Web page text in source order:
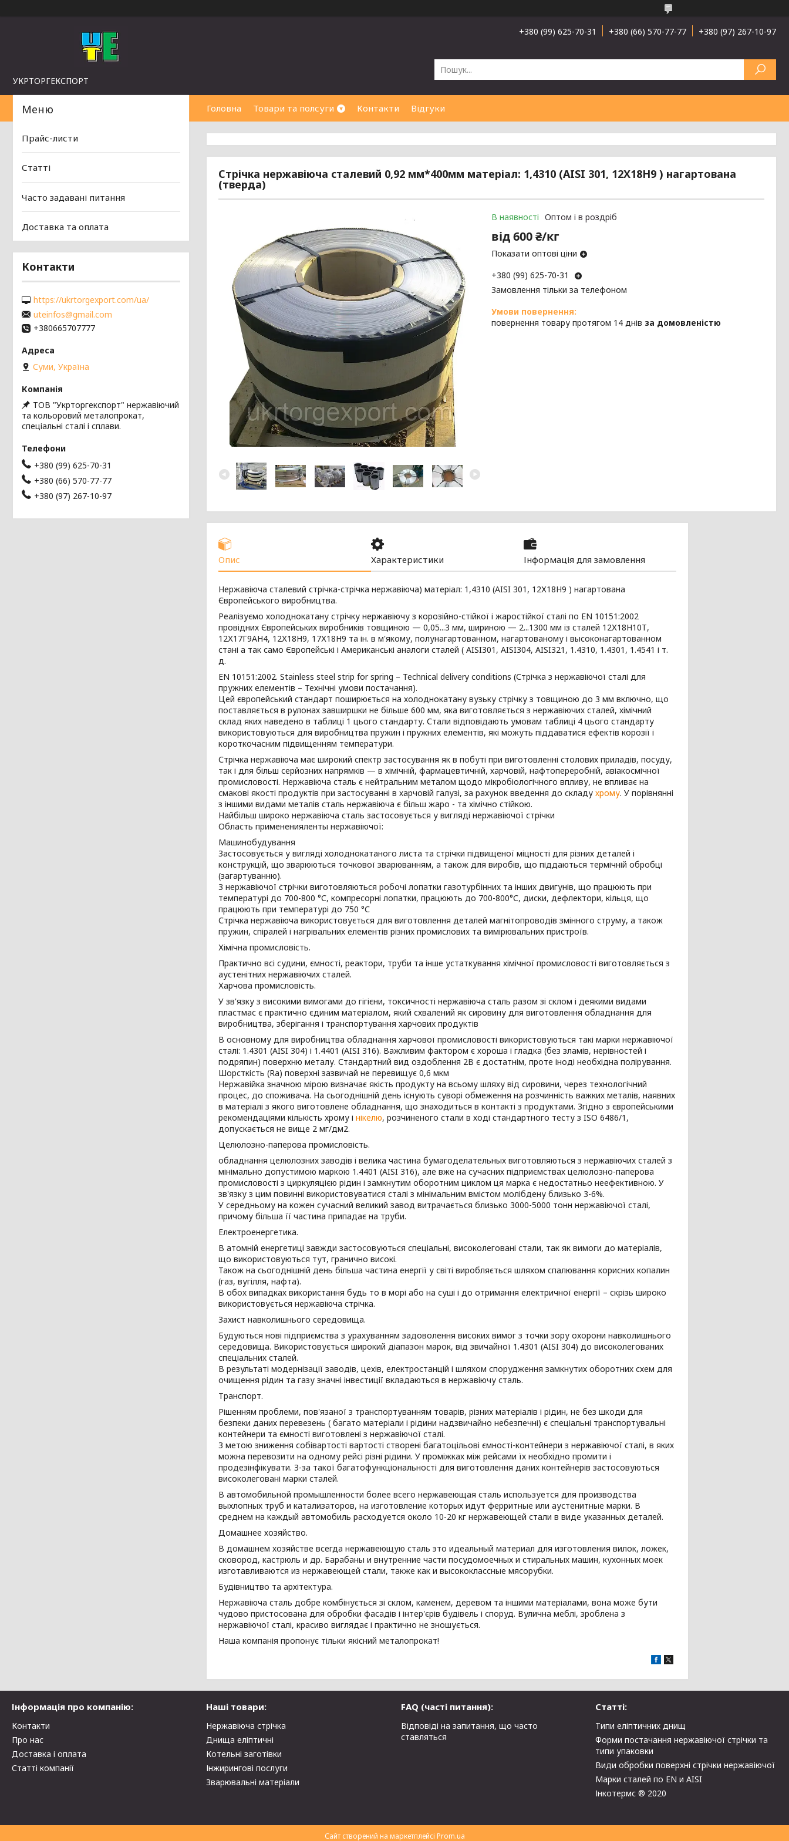
УКРТОРГЕКСПОРТ
+380 (99) 625-70-31 +380 (66) 570-77-77 +380 (97) 267-10-97
Головна Товари та полсуги Контакти Відгуки
Стрічка нержавіюча сталевий 0,92 мм*400мм матеріал: 1,4310 (AISI 301, 12Х18Н9 ) нагартована
(тверда)
В наявності Оптом і в роздріб
від600 ₴/кг
Показати оптові ціни
+380 (99) 625-70-31
Замовлення тільки за телефоном
повернення товару протягом 14 днів за домовленістю
Опис Характеристики Інформація для замовлення
Нержавіюча сталевий стрічка-стрічка нержавіюча) матеріал: 1,4310 (AISI 301, 12Х18Н9 ) нагартована
Європейського виробництва.
Реалізуємо холоднокатану стрічку нержавіючу з корозійно-стійкої і жаростійкої сталі по EN 10151:2002
провідних Європейських виробників товщиною — 0,05...3 мм, шириною — 2...1300 мм із сталей 12Х18Н10Т,
12Х17Г9АН4, 12Х18Н9, 17Х18Н9 та ін. в м'якому, полунагартованном, нагартованому і высоконагартованном
стані а так само Європейські і Американські аналоги сталей ( AISI301, AISI304, AISI321, 1.4310, 1.4301, 1.4541 і т.
д.
EN 10151:2002. Stainless steel strip for spring – Technical delivery conditions (Стрічка з нержавіючої сталі для
пружних елементів – Технічні умови постачання).
Цей європейський стандарт поширюється на холоднокатану вузьку стрічку з товщиною до 3 мм включно, що
поставляється в рулонах завширшки не більше 600 мм, яка виготовляється з нержавіючих сталей, хімічний
склад яких наведено в таблиці 1 цього стандарту. Стали відповідають умовам таблиці 4 цього стандарту
використовуються для виробництва пружин і пружних елементів, які можуть піддаватися ефектів корозії і
короткочасним підвищенням температури.
Стрічка нержавіюча має широкий спектр застосування як в побуті при виготовленні столових приладів, посуду,
так і для більш серйозних напрямків — в хімічній, фармацевтичній, харчовій, нафтопереробній, авіакосмічної
промисловості. Нержавіюча сталь є нейтральним металом щодо мікробіологічного впливу, не впливає на
смакові якості продуктів при застосуванні в харчовій галузі, за рахунок введення до складу хрому. У порівнянні
з іншими видами металів сталь нержавіюча є більш жаро - та хімічно стійкою.
Найбільш широко нержавіюча сталь застосовується у вигляді нержавіючої стрічки
Область примененияленты нержавіючої:
Машинобудування
Застосовується у вигляді холоднокатаного листа та стрічки підвищеної міцності для різних деталей і
конструкцій, що зварюються точкової зварюванням, а також для виробів, що піддаються термічній обробці
(загартуванню).
З нержавіючої стрічки виготовляються робочі лопатки газотурбінних та інших двигунів, що працюють при
температурі до 700-800 °С, компресорні лопатки, працюють до 700-800°С, диски, дефлектори, кільця, що
працюють при температурі до 750 °С
Стрічка нержавіюча використовується для виготовлення деталей магнітопроводів змінного струму, а також
пружин, спіралей і нагрівальних елементів різних промислових та вимірювальних пристроїв.
Хімічна промисловість.
Практично всі судини, ємності, реактори, труби та інше устаткування хімічної промисловості виготовляється з
аустенітних нержавіючих сталей.
Харчова промисловість.
У зв'язку з високими вимогами до гігієни, токсичності нержавіюча сталь разом зі склом і деякими видами
пластмас є практично єдиним матеріалом, який схвалений як сировину для виготовлення обладнання для
виробництва, зберігання і транспортування харчових продуктів
В основному для виробництва обладнання харчової промисловості використовуються такі марки нержавіючої
сталі: 1.4301 (AISI 304) і 1.4401 (AISI 316). Важливим фактором є хороша і гладка (без зламів, нерівностей і
подряпин) поверхню металу. Стандартний вид оздоблення 2B є достатнім, проте іноді необхідна полірування.
Шорсткість (Ra) поверхні зазвичай не перевищує 0,6 мкм
Нержавійка значною мірою визначає якість продукту на всьому шляху від сировини, через технологічний
процес, до споживача. На сьогоднішній день існують суворі обмеження на розчинність важких металів, наявних
в матеріалі з якого виготовлене обладнання, що знаходиться в контакті з продуктами. Згідно з європейськими
рекомендаціями кількість хрому і нікелю, розчиненого стали в ході стандартного тесту з ISO 6486/1,
допускається не вище 2 мг/дм2.
Целюлозно-паперова промисловість.
обладнання целюлозних заводів і велика частина бумагоделательных виготовляються з нержавіючих сталей з
мінімально допустимою маркою 1.4401 (AISI 316), але вже на сучасних підприємствах целюлозно-паперова
промисловості з циркуляцією рідин і замкнутим оборотним циклом ця марка є недостатньо неефективною. У
зв'язку з цим повинні використовуватися сталі з мінімальним вмістом молібдену близько 3-6%.
У середньому на кожен сучасний великий завод витрачається близько 3000-5000 тонн нержавіючої сталі,
причому більша її частина припадає на труби.
Електроенергетика.
В атомній енергетиці завжди застосовуються спеціальні, високолеговані стали, так як вимоги до матеріалів,
що використовуються тут, гранично високі.
Також на сьогоднішній день більша частина енергії у світі виробляється шляхом спалювання корисних копалин
(газ, вугілля, нафта).
В обох випадках використання будь то в морі або на суші і до отримання електричної енергії – скрізь широко
використовується нержавіюча стрічка.
Захист навколишнього середовища.
Будуються нові підприємства з урахуванням задоволення високих вимог з точки зору охорони навколишнього
середовища. Використовується широкий діапазон марок, від звичайної 1.4301 (AISI 304) до високолегованих
спеціальних сталей.
В результаті модернізації заводів, цехів, електростанцій і шляхом спорудження замкнутих оборотних схем для
очищення рідин та газу значні інвестиції вкладаються в нержавіючу сталь.
Транспорт.
Рішенням проблеми, пов'язаної з транспортуванням товарів, різних матеріалів і рідин, не без шкоди для
безпеки даних перевезень ( багато матеріали і рідини надзвичайно небезпечні) є спеціальні транспортувальні
контейнери та ємності виготовлені з нержавіючої сталі.
З метою зниження собівартості вартості створені багатоцільові ємності-контейнери з нержавіючої сталі, в яких
можна перевозити на одному рейсі різні рідини. У проміжках між рейсами їх необхідно промити і
продезінфікувати. З-за такої багатофункціональності для виготовлення даних контейнерів застосовуються
високолеговані марки сталей.
В автомобильной промышленности более всего нержавеющая сталь используется для производства
выхлопных труб и катализаторов, на изготовление которых идут ферритные или аустенитные марки. В
среднем на каждый автомобиль расходуется около 10-20 кг нержавеющей стали в виде указанных деталей.
Домашнее хозяйство.
В домашнем хозяйстве всегда нержавеющую сталь это идеальный материал для изготовления вилок, ложек,
сковород, кастрюль и др. Барабаны и внутренние части посудомоечных и стиральных машин, кухонных моек
изготавливаются из нержавеющей стали, также как и высококлассные мясорубки.
Будівництво та архітектура.
Нержавіюча сталь добре комбінується зі склом, каменем, деревом та іншими матеріалами, вона може бути
чудово пристосована для обробки фасадів і інтер'єрів будівель і споруд. Вулична меблі, зроблена з
нержавіючої сталі, красиво виглядає і практично не зношується.
Наша компанія пропонує тільки якісний металопрокат!
Прайс-листи
Статті
Часто задавані питання
Доставка та оплата
Контакти
https://ukrtorgexport.com/ua/
uteinfos@gmail.com
+380665707777
Суми, Україна
ТОВ "Укрторгекспорт" нержавіючий
та кольоровий металопрокат,
спеціальні сталі і сплави.
+380 (99) 625-70-31
+380 (66) 570-77-77
+380 (97) 267-10-97
Інформація про компанію:
Контакти
Про нас
Доставка і оплата
Статті компанії
Наші товари:
Нержавіюча стрічка
Днища еліптичні
Котельні заготівки
Інжирингові послуги
Зварювальні матеріали
FAQ (часті питання):
Відповіді на запитання, що часто
ставляться
Статті:
Типи еліптичних днищ
Форми постачання нержавіючої стрічки та
типи упаковки
Види обробки поверхні стрічки нержавіючої
Марки сталей по EN и AISI
Інкотермс ® 2020
Сайт створений на маркетплейсі Prom.ua